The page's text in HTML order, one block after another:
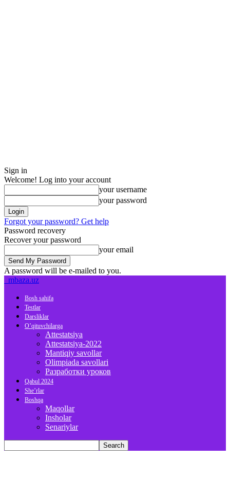
Sign in
Welcome! Log into your account
your username
your password
Forgot your password? Get help
Password recovery
Recover your password
your email
A password will be e-mailed to you.
mbaza.uz
Bosh sahifa
Testlar
Darsliklar
O’qituvchilarga
Attestatsiya
Attestatsiya-2022
Mantiqiy savollar
Olimpiada savollari
Разработки уроков
Qabul 2024
She’rlar
Boshqa
Maqollar
Insholar
Senariylar